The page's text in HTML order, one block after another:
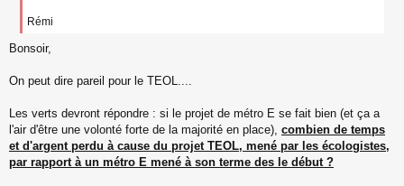
Rémi
Bonsoir,
On peut dire pareil pour le TEOL....
Les verts devront répondre : si le projet de métro E se fait bien (et ça a
l'air d'être une volonté forte de la majorité en place), combien de temps
et d'argent perdu à cause du projet TEOL, mené par les écologistes,
par rapport à un métro E mené à son terme des le début ?